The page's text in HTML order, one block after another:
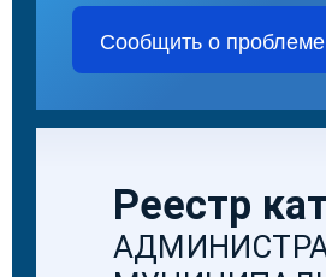
Сообщить о проблеме